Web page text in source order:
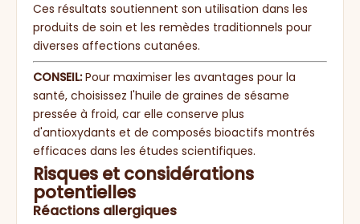
Ces résultats soutiennent son utilisation dans les
produits de soin et les remèdes traditionnels pour
diverses affections cutanées.
CONSEIL:Pour maximiser les avantages pour la
santé, choisissez l'huile de graines de sésame
pressée à froid, car elle conserve plus
d'antioxydants et de composés bioactifs montrés
efficaces dans les études scientifiques.
Risques et considérations
potentielles
Réactions allergiques